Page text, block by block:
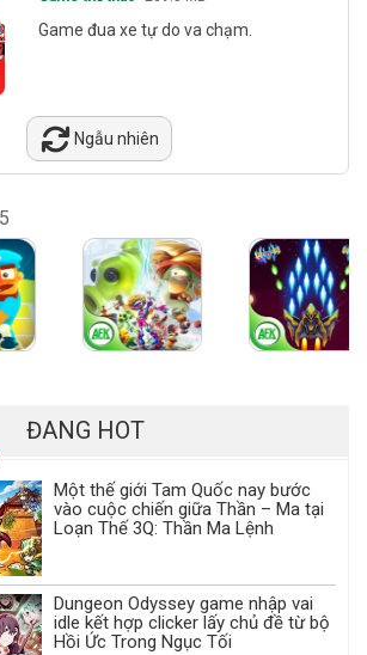
Game đua xe tự do va chạm.
Ngẫu nhiên
ĐANG HOT
Một thế giới Tam Quốc nay bước
vào cuộc chiến giữa Thần – Ma tại
Loạn Thế 3Q: Thần Ma Lệnh
Dungeon Odyssey game nhập vai
idle kết hợp clicker lấy chủ đề từ bộ
Hồi Ức Trong Ngục Tối